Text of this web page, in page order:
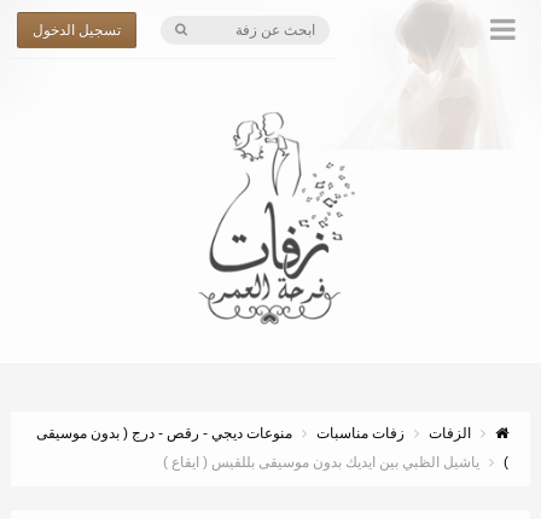
تسجيل الدخول
الزفات زفات مناسبات
منوعات ديجي - رقص - درج ( بدون موسيقى
)
ياشيل الظبي بين ايديك بدون موسيقى بللقيس ( ايقاع )